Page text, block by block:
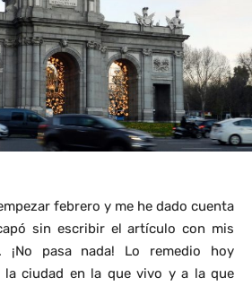
febrero y me he dado cuenta
sin escribir el artículo con mis
¡No pasa nada! Lo remedio hoy
la ciudad en la que vivo y a la que